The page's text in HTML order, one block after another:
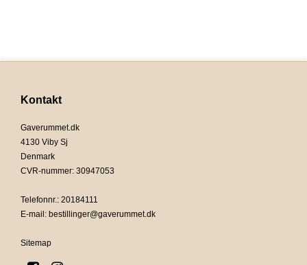
Kontakt
Gaverummet.dk
4130 Viby Sj
Denmark
CVR-nummer: 30947053
Telefonnr.: 20184111
E-mail : bestillinger@gaverummet.dk
Sitemap